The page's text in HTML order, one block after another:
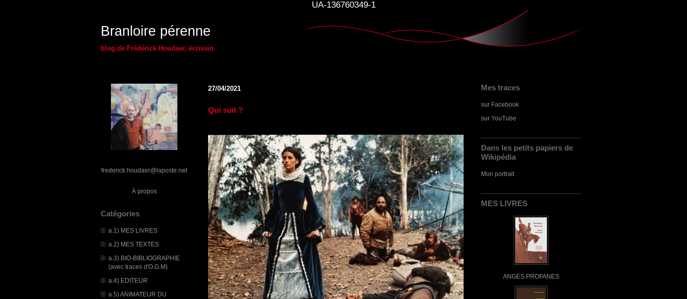
UA-136760349-1
Branloire pérenne
blog de Frédérick Houdaer, écrivain
frederick.houdaer@laposte.net
À propos
Catégories
a.1) MES LIVRES
a.2) MES TEXTES
a.3) BIO-BIBLIOGRAPHIE
(avec traces d'O.G.M)
a.4) EDITEUR
a.5) ANIMATEUR DU
Mes traces
sur Facebook
sur YouTube
Dans les petits papiers de
Wikipédia
Mon portrait
MES LIVRES
ANGES PROFANES
27/04/2021
Qui suit ?